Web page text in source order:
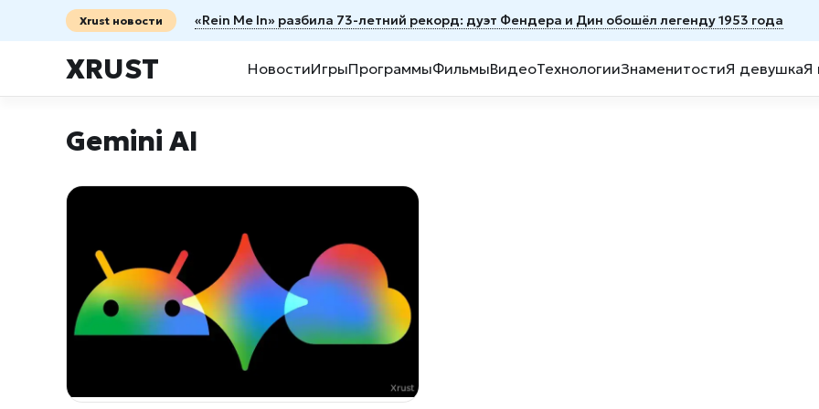
Xrust новости «Rein Me In» разбила 73-летний рекорд: дуэт Фендера и Дин обошёл легенду 1953 года
XRUST НовостиИгрыПрограммыФильмыВидеоТехнологииЗнаменитостиЯ девушкаЯ
Gemini AI